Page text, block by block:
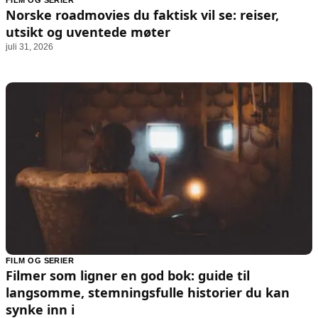
Animasjon
Sosiale medier
Musikk
Personvernerklæring
Redaksjonell policy
Om oss
Kontakt oss
Forfattere og redaksjon
Retningslinjer for rettelser
Norske roadmovies du faktisk vil se: reiser,
utsikt og uventede møter
juli 31, 2026
FILM OG SERIER
Filmer som ligner en god bok: guide til
langsomme, stemningsfulle historier du kan
synke inn i